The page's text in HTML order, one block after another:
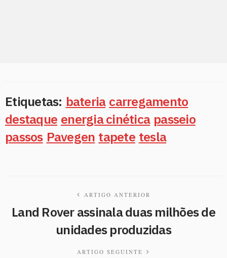
Etiquetas: bateria carregamento
destaque energia cinética passeio
passos Pavegen tapete tesla
ARTIGO ANTERIOR
Land Rover assinala duas milhões de
unidades produzidas
ARTIGO SEGUINTE